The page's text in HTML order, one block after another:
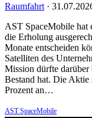
Raumfahrt ·
AST SpaceMobile hat
die Erholung
Monate entscheiden
Satelliten des
Mission dürfte darüber
Bestand hat. Die
Prozent an…
AST SpaceMobile